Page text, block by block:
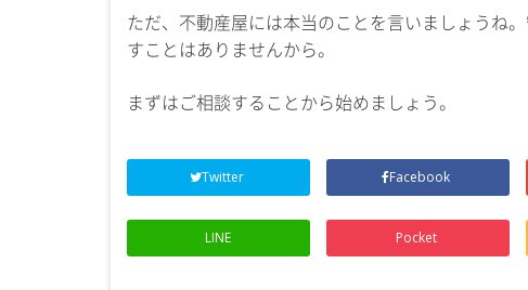
ただ、不動産屋には本当のことを言いましょうね
すことはありませんから。
まずはご相談することから始めましょう。
Twitter Facebook
LINE Pocket